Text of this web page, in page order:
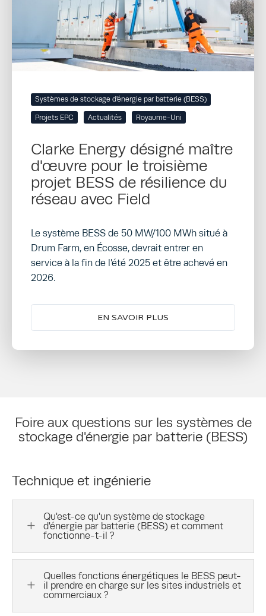
Systèmes de stockage d'énergie par batterie (BESS)
Projets EPC Actualités Royaume-Uni
Clarke Energy désigné maître
d'œuvre pour le troisième
projet BESS de résilience du
réseau avec Field
Le système BESS de 50 MW/100 MWh situé à
Drum Farm, en Écosse, devrait entrer en
service à la fin de l'été 2025 et être achevé en
2026.
EN SAVOIR PLUS
Foire aux questions sur les systèmes de
stockage d'énergie par batterie (BESS)
Technique et ingénierie
L
Qu'est-ce qu'un système de stockage
d'énergie par batterie (BESS) et comment
fonctionne-t-il ?
L
Quelles fonctions énergétiques le BESS peut-
il prendre en charge sur les sites industriels et
commerciaux ?